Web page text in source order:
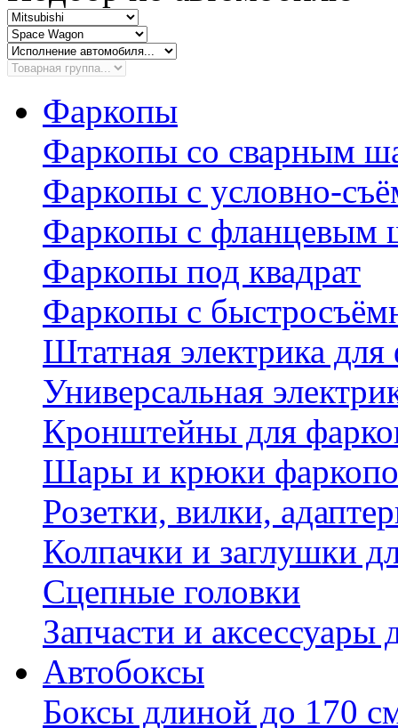
Фаркопы
Фаркопы со сварным
Фаркопы с условно-
Фаркопы с фланцевым
Фаркопы под квадрат
Фаркопы с
Штатная электрика
Универсальная
Кронштейны для
Шары и крюки
Розетки, вилки,
Колпачки и заглушки
Сцепные головки
Запчасти и аксессуары
Автобоксы
Боксы длиной до 170